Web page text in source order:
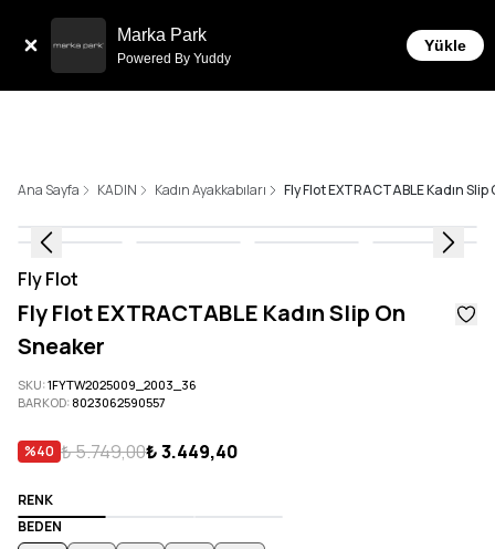
Marka Park
Powered By Yuddy
Yükle
Ana Sayfa KADIN Kadın Ayakkabıları Fly Flot EXTRACTABLE Kadın
Fly Flot
Fly Flot EXTRACTABLE Kadın Slip On
Sneaker
SKU:1FYTW2025009_2003_36
BARKOD: 8023062590557
%40 ₺ 5.749,00₺ 3.449,40
RENK
BEDEN